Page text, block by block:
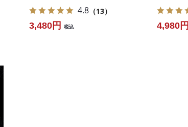
4.8 （13）
3,480円 税込 4,980円